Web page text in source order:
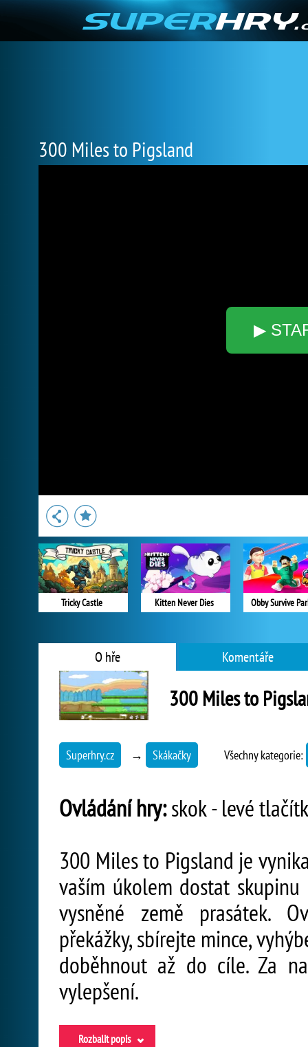
300 Miles to Pigsland
▶
Tricky Castle Kitten Never Dies Obby Survive
O hře Komentáře
300 Miles to
Superhry.cz → Skákačky Všechny kategorie:
Ovládání hry:skok - levé
300 Miles to Pigsland je
vaším úkolem dostat
vysněné země prasátek.
překážky, sbírejte mince,
doběhnout až do cíle. Za
vylepšení.
Rozbalit popis